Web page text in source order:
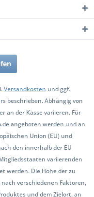
Versandkosten und ggf.
beschrieben. Abhängig von
an der Kasse variieren. Für
angeboten werden und an
Union (EU) und
den innerhalb der EU
variierenden
werden. Die Höhe der zu
verschiedenen Faktoren,
und dem Zielort, an